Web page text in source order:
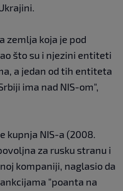
zemlja koja je pod
što su i njezini entiteti
a jedan od tih entiteta
ima nad NIS-om",
kupnja NIS-a (2008.
za rusku stranu i
kompaniji, naglasio da
"poanta na